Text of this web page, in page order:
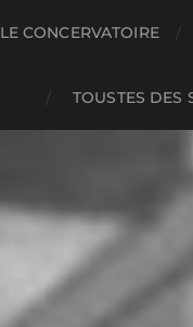
LE CONCERVATOIRE
TOUSTES DES